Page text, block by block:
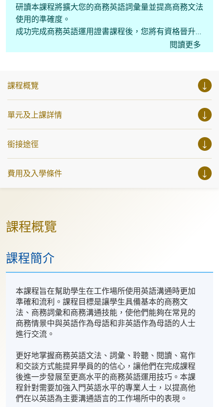
研讀本課程將擴大您的商務英語詞彙量並提高商務文法
使用的準確度。
成功完成商務英語運用證書課程後，您將有資格晉升至
閱讀更多
課程概覽
單元及上課詳情
銜接途徑
費用及入學條件
課程概覽
課程簡介
本課程旨在幫助學生在工作場所使用英語溝通時更加
準確和流利。課程目標是讓學生具備基本的商務文
法、商務詞彙和商務溝通技能，使他們能夠在常見的
商務情景中與英語作為母語和非英語作為母語的人士
進行交流。
更好地掌握商務英語文法、詞彙、聆聽、閱讀、寫作
和交談方式能提昇學員的的信心，讓他們在完成課程
後進一步發展至更高水平的商務英語運用技巧。本課
程針對需要加強入門英語水平的專業人士，以提高他
們在以英語為主要溝通語言的工作場所中的表現。